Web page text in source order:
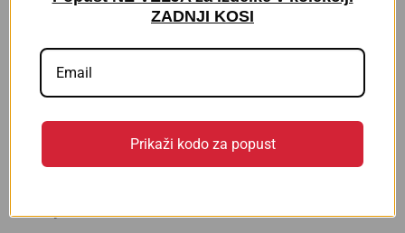
ZADNJI KOSI
Prikaži kodo za popust